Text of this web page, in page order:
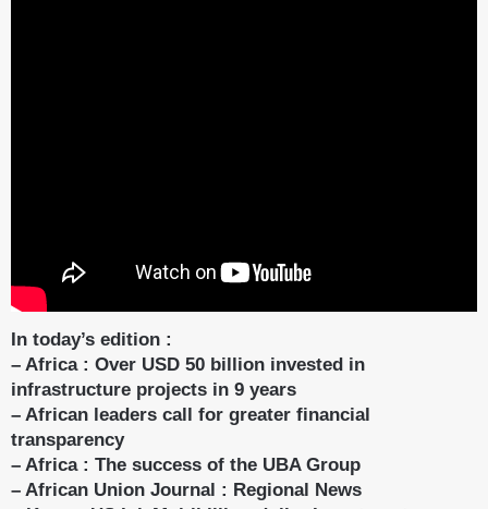
In today’s edition :
– Africa : Over USD 50 billion invested in
infrastructure projects in 9 years
– African leaders call for greater financial
transparency
– Africa : The success of the UBA Group
– African Union Journal : Regional News